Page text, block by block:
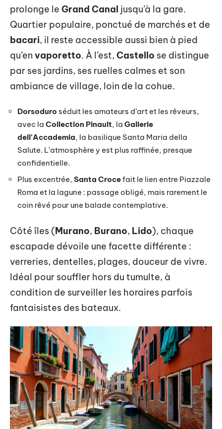
prolonge le Grand Canal jusqu’à la gare.
Quartier populaire, ponctué de marchés et de
bacari, il reste accessible aussi bien à pied
qu’en vaporetto. À l’est, Castello se distingue
par ses jardins, ses ruelles calmes et son
ambiance de village, loin de la cohue.
Dorsoduro séduit les amateurs d’art et les rêveurs,
avec la Collection Pinault, la Gallerie
dell’Accademia, la basilique Santa Maria della
Salute. L’atmosphère y est plus raffinée, presque
confidentielle.
Plus excentrée, Santa Crocefait le lien entre Piazzale
Roma et la lagune : passage obligé, mais rarement le
coin rêvé pour une balade contemplative.
Côté îles (Murano, Burano, Lido), chaque
escapade dévoile une facette différente :
verreries, dentelles, plages, douceur de vivre.
Idéal pour souffler hors du tumulte, à
condition de surveiller les horaires parfois
fantaisistes des bateaux.